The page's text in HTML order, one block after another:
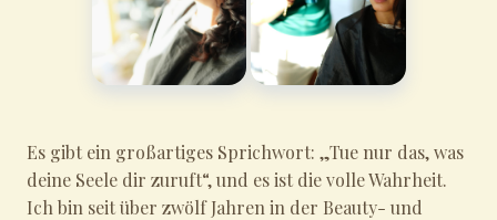
Es gibt ein großartiges Sprichwort: „Tue nur das, was
deine Seele dir zuruft“, und es ist die volle Wahrheit.
Ich bin seit über zwölf Jahren in der Beauty- und